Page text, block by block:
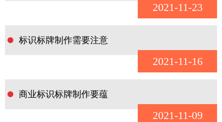
2021-11-23
标识标牌制作需要注意
2021-11-16
商业标识标牌制作要蕴
2021-11-09